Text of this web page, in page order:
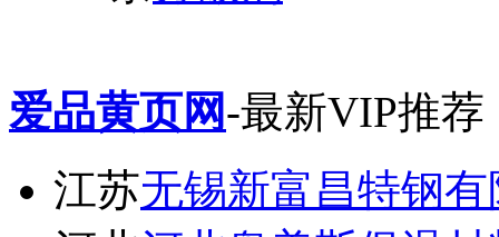
爱品黄页网-最新VIP推荐
江苏无锡新富昌特钢